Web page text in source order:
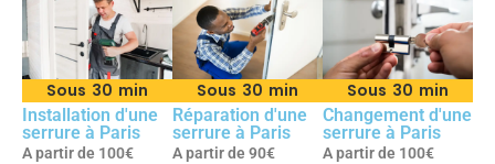
Sous 30 min
Installation d'une
serrure à Paris
A partir de 100€
Sous 30 min
Réparation d'une
serrure à Paris
A partir de 90€
Sous 30 min
Changement d'une
serrure à Paris
A partir de 100€